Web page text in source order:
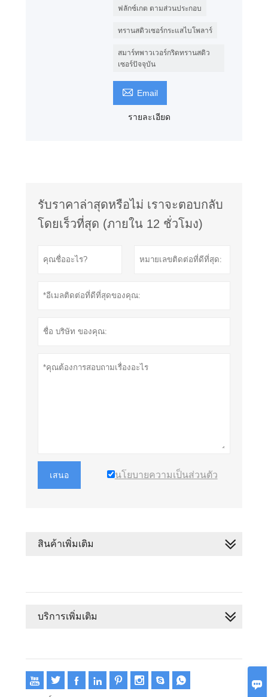

ฟลักซ์เกต ตามส่วนประกอบ
ทรานสดิวเซอร์กระแสไบโพลาร์
สมาร์ทพาวเวอร์กริดทรานสดิว
เซอร์ปัจจุบัน
 Email
รายละเอียด
รับราคาล่าสุดหรือไม่ เราจะตอบกลับ
โดยเร็วที่สุด (ภายใน 12 ชั่วโมง)
เสนอ นโยบายความเป็นส่วนตัว
สินค้าเพิ่มเติม
บริการเพิ่มเติม
       